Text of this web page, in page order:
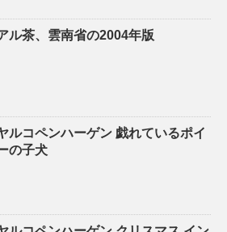
ル茶、雲南省の2004年版
ルコペンハーゲン 戯れているポイ
の子犬